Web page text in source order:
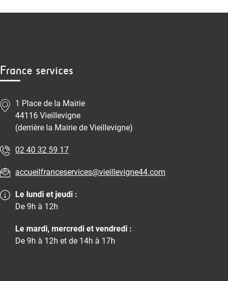
France services
1 Place de la Mairie
44116 Vieillevigne
(derrière la Mairie de Vieillevigne)
02 40 32 59 17
accueilfranceservices@vieillevigne44.com
Le lundi et jeudi :
De 9h à 12h
Le mardi, mercredi et vendredi :
De 9h à 12h et de 14h à 17h